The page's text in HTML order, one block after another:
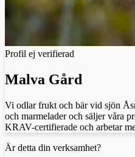
Profil ej verifierad
Malva Gård
Vi odlar frukt och bär vid sjön
och marmelader och säljer våra
KRAV-certifierade och arbetar
Är detta din verksamhet?